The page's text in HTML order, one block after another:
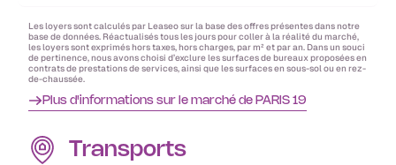
Les loyers sont calculés par Leaseo sur la base des offres présentes dans notre
base de données. Réactualisés tous les jours pour coller à la réalité du marché,
les loyers sont exprimés hors taxes, hors charges, par m² et par an. Dans un souci
de pertinence, nous avons choisi d’exclure les surfaces de bureaux proposées en
contrats de prestations de services, ainsi que les surfaces en sous-sol ou en rez-
de-chaussée.
Plus d'informations sur le marché de PARIS 19
Transports